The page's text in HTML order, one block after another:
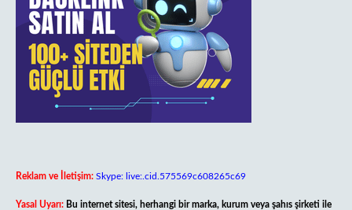
Reklam ve İletişim: Skype: live:.cid.575569c608265c69
Yasal Uyarı: Bu internet sitesi, herhangi bir marka, kurum veya şahıs şirketi ile